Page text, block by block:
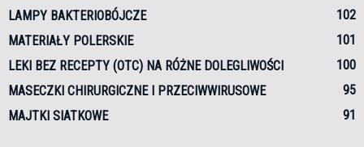
LAMPY BAKTERIOBÓJCZE
102
MATERIAŁY POLERSKIE
101
LEKI BEZ RECEPTY (OTC) NA RÓŻNE DOLEGLIWOŚCI
100
MASECZKI CHIRURGICZNE I PRZECIWWIRUSOWE
95
MAJTKI SIATKOWE
91